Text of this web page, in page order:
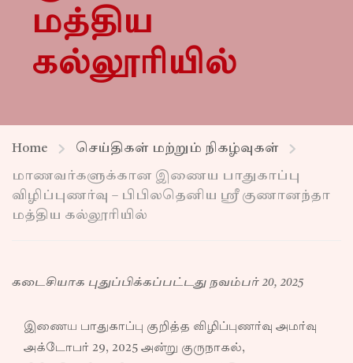
மத்திய
கல்லூரியில்
Home செய்திகள் மற்றும் நிகழ்வுகள்
மாணவர்களுக்கான இணைய பாதுகாப்பு
விழிப்புணர்வு – பிபிலதெனிய ஸ்ரீ குணானந்தா
மத்திய கல்லூரியில்
கடைசியாக புதுப்பிக்கப்பட்டது நவம்பர் 20, 2025
இணைய பாதுகாப்பு குறித்த விழிப்புணர்வு அமர்வு
அக்டோபர் 29, 2025 அன்று குருநாகல்,